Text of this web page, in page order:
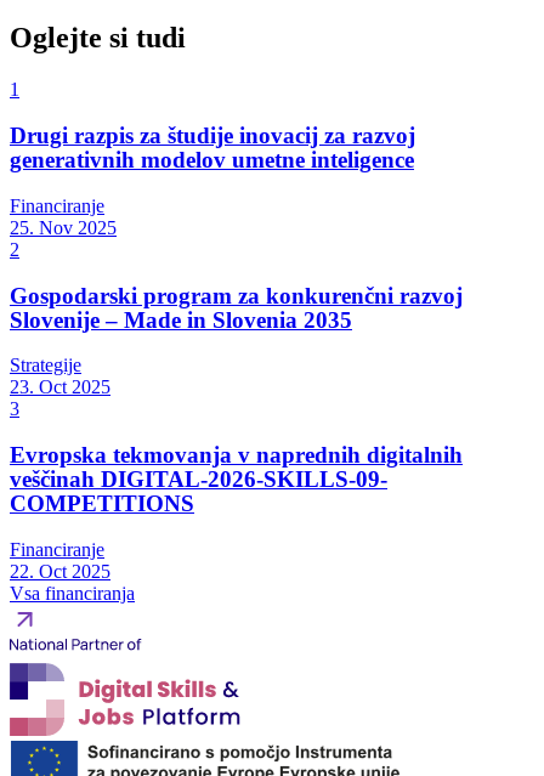
Oglejte si tudi
1
Drugi razpis za študije inovacij za razvoj
generativnih modelov umetne inteligence
Financiranje
25. Nov 2025
2
Gospodarski program za konkurenčni razvoj
Slovenije – Made in Slovenia 2035
Strategije
23. Oct 2025
3
Evropska tekmovanja v naprednih digitalnih
veščinah DIGITAL-2026-SKILLS-09-
COMPETITIONS
Financiranje
22. Oct 2025
Vsa financiranja